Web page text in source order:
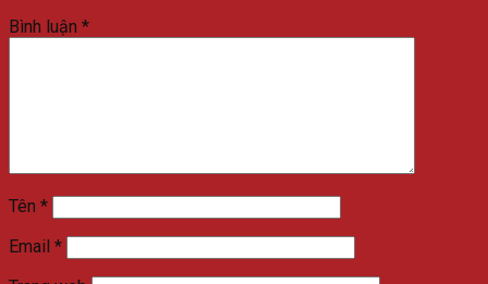
Bình luận *
Tên *
Email *